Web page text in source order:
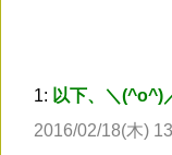
1: 以下、＼(^o^)
2016/02/18(木)